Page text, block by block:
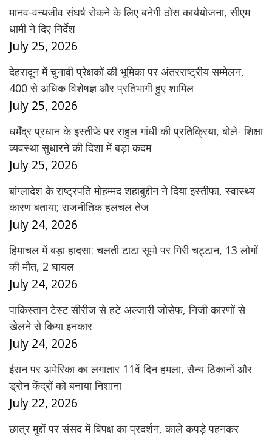
मानव-वन्यजीव संघर्ष रोकने के लिए बनेगी ठोस कार्ययोजना, सीएम
धामी ने दिए निर्देश
July 25, 2026
देहरादून में चुनावी प्रेक्षकों की भूमिका पर अंतरराष्ट्रीय सम्मेलन,
400 से अधिक विशेषज्ञ और प्रतिभागी हुए शामिल
July 25, 2026
धर्मेंद्र प्रधान के इस्तीफे पर राहुल गांधी की प्रतिक्रिया, बोले- शिक्षा
व्यवस्था सुधारने की दिशा में बड़ा कदम
July 25, 2026
बांग्लादेश के राष्ट्रपति मोहम्मद शहाबुद्दीन ने दिया इस्तीफा, स्वास्थ्य
कारण बताया; राजनीतिक हलचल तेज
July 24, 2026
हिमाचल में बड़ा हादसा: चलती टाटा सूमो पर गिरी चट्टान, 13 लोगों
की मौत, 2 घायल
July 24, 2026
पाकिस्तान टेस्ट सीरीज से हटे अल्जारी जोसेफ, निजी कारणों से
खेलने से किया इनकार
July 24, 2026
ईरान पर अमेरिका का लगातार 11वें दिन हमला, सैन्य ठिकानों और
ड्रोन केंद्रों को बनाया निशाना
July 22, 2026
छात्र मुद्दों पर संसद में विपक्ष का प्रदर्शन, काले कपड़े पहनकर